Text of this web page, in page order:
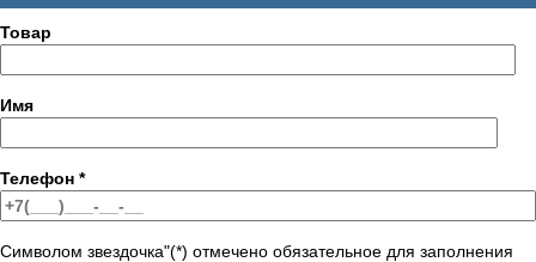
Товар
Имя
Телефон *
Символом звездочка"(*) отмечено обязательное для заполнения